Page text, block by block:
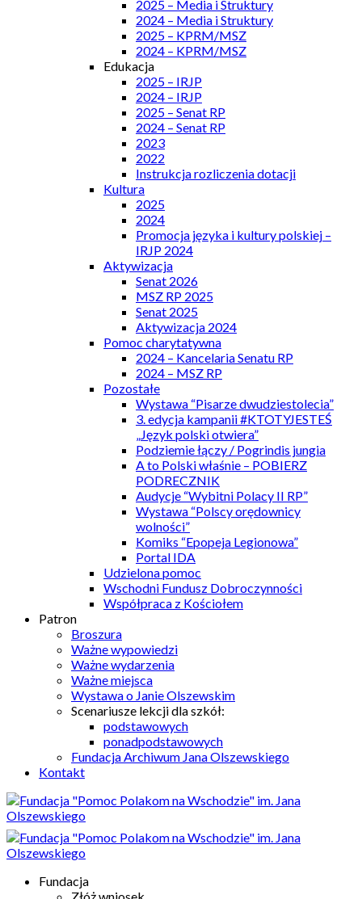
2025 – Media i Struktury
2024 – Media i Struktury
2025 – KPRM/MSZ
2024 – KPRM/MSZ
Edukacja
2025 – IRJP
2024 – IRJP
2025 – Senat RP
2024 – Senat RP
2023
2022
Instrukcja rozliczenia dotacji
Kultura
2025
2024
Promocja języka i kultury polskiej –
IRJP 2024
Aktywizacja
Senat 2026
MSZ RP 2025
Senat 2025
Aktywizacja 2024
Pomoc charytatywna
2024 – Kancelaria Senatu RP
2024 – MSZ RP
Pozostałe
Wystawa “Pisarze dwudziestolecia”
3. edycja kampanii #KTOTYJESTEŚ
„Język polski otwiera”
Podziemie łączy / Pogrindis jungia
A to Polski właśnie – POBIERZ
PODRECZNIK
Audycje “Wybitni Polacy II RP”
Wystawa “Polscy orędownicy
wolności”
Komiks “Epopeja Legionowa”
Portal IDA
Udzielona pomoc
Wschodni Fundusz Dobroczynności
Współpraca z Kościołem
Patron
Broszura
Ważne wypowiedzi
Ważne wydarzenia
Ważne miejsca
Wystawa o Janie Olszewskim
Scenariusze lekcji dla szkół:
podstawowych
ponadpodstawowych
Fundacja Archiwum Jana Olszewskiego
Kontakt
Fundacja